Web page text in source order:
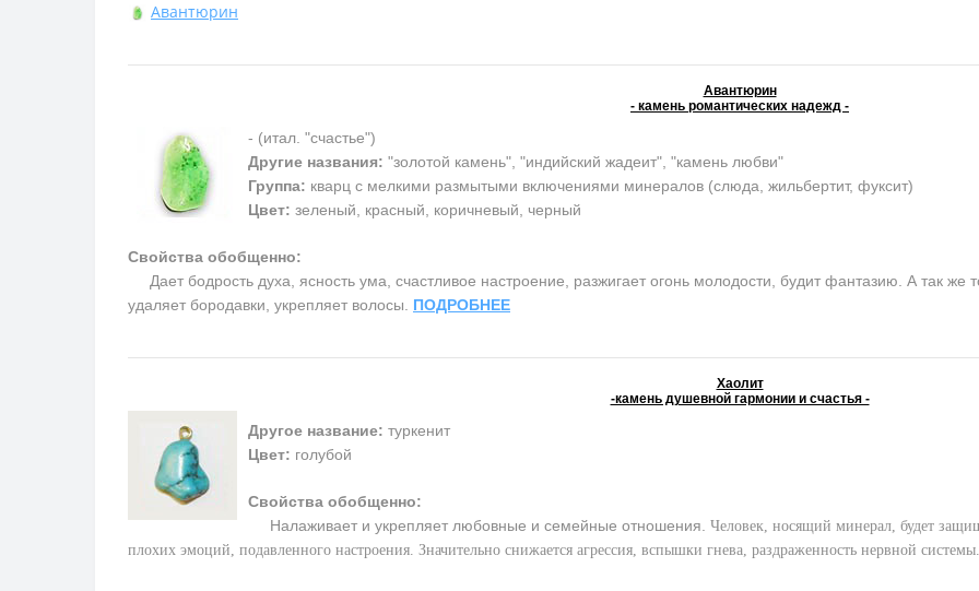
Авантюрин
Авантюрин
- камень романтических надежд -
- (итал. "счастье")
Другие названия: "золотой камень", "индийский жадеит", "камень любви"
Группа: кварц с мелкими размытыми включениями минералов (слюда, жильбертит, фуксит)
Цвет: зеленый, красный, коричневый, черный
Свойства обобщенно:
Дает бодрость духа, ясность ума, счастливое настроение, разжигает огонь молодости, будит фантазию. А так же
удаляет бородавки, укрепляет волосы. ПОДРОБНЕЕ
Хаолит
-камень душевной гармонии и счастья -
Другое название: туркенит
Цвет: голубой
Свойства обобщенно:
Налаживает и укрепляет любовные и семейные отношения. Человек, носящий минерал, будет
плохих эмоций, подавленного настроения. Значительно снижается агрессия, вспышки гнева, раздраженность нервной